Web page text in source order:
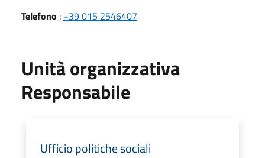
Telefono : +39 015 2546407
Unità organizzativa
Responsabile
Ufficio politiche sociali